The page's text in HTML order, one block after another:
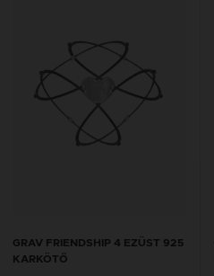
GRAV FRIENDSHIP 4 EZÜST 925
KARKÖTŐ